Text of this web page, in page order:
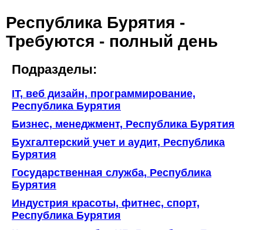
Республика Бурятия -
Требуются - полный день
Подразделы:
IT, веб дизайн, программирование,
Республика Бурятия
Бизнес, менеджмент, Республика Бурятия
Бухгалтерский учет и аудит, Республика
Бурятия
Государственная служба, Республика
Бурятия
Индустрия красоты, фитнес, спорт,
Республика Бурятия